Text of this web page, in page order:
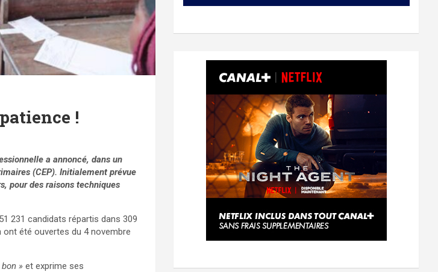
!
a annoncé, dans un
(CEP). Initialement prévue
pour des raisons techniques
231 candidats répartis dans 309
été ouvertes du 4 novembre
» et exprime ses